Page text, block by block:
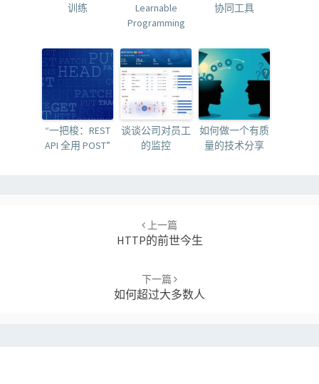
训练
Learnable
Programming
协同工具
“一把梭：REST
API 全用 POST”
谈谈公司对员工
的监控
如何做一个有质
量的技术分享
上一篇
HTTP的前世今生
下一篇
如何超过大多数人